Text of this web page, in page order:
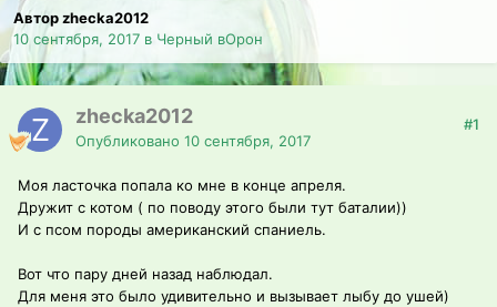
Автор zhecka2012
10 сентября, 2017 в Черный вОрон
zhecka2012
Опубликовано 10 сентября, 2017
#1
Моя ласточка попала ко мне в конце апреля.
Дружит с котом ( по поводу этого были тут баталии))
И с псом породы американский спаниель.
Вот что пару дней назад наблюдал.
Для меня это было удивительно и вызывает лыбу до ушей)